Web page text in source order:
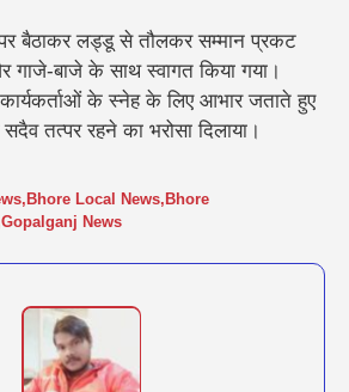
बैठाकर लड्डू से तौलकर सम्मान प्रकट
बाजे के साथ स्वागत किया गया।
के स्नेह के लिए आभार जताते हुए
तत्पर रहने का भरोसा दिलाया।
, Bhore Local News, Bhore
Gopalganj News